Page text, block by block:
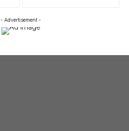
- Advertisement -